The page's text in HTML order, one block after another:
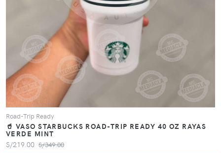
Road-Trip Ready
🥤 VASO STARBUCKS ROAD-TRIP READY 40 OZ RAYAS
VERDE MINT
S/219.00 S/349.00